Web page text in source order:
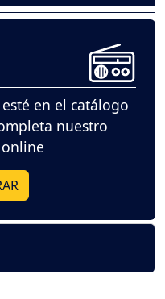
esté en el catálogo
nuestro